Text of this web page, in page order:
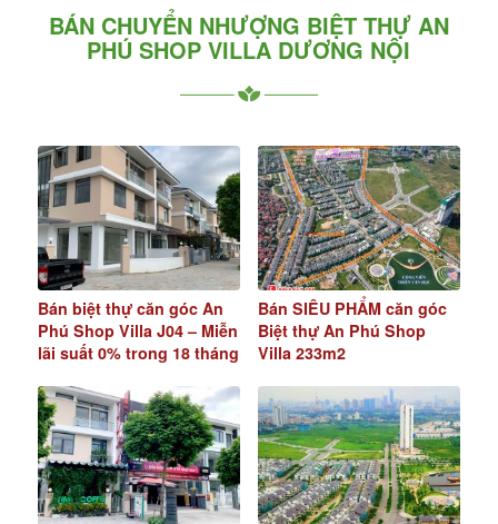
BÁN CHUYỂN NHƯỢNG BIỆT THỰ AN
PHÚ SHOP VILLA DƯƠNG NỘI
Bán biệt thự căn góc An
Phú Shop Villa J04 – Miễn
lãi suất 0% trong 18 tháng
Bán SIÊU PHẨM căn góc
Biệt thự An Phú Shop
Villa 233m2